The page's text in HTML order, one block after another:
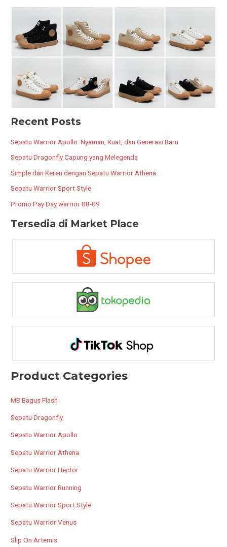
Recent Posts
Sepatu Warrior Apollo: Nyaman, Kuat, dan Generasi Baru
Sepatu Dragonfly Capung yang Melegenda
Simple dan Keren dengan Sepatu Warrior Athena
Sepatu Warrior Sport Style
Promo Pay Day warrior 08-09
Tersedia di Market Place
Product Categories
MB Bagus Flash
Sepatu Dragonfly
Sepatu Warrior Apollo
Sepatu Warrior Athena
Sepatu Warrior Hector
Sepatu Warrior Running
Sepatu Warrior Sport Style
Sepatu Warrior Venus
Slip On Artemis